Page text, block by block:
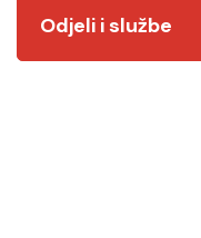
Odjeli i službe